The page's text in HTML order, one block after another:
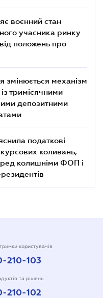
воєнний стан
учасника ринку
положень про
змінюється механізм
тримісячними
депозитними
податкові
коливань,
колишніми ФОП і
користувачів
210-103
та рішень
210-102